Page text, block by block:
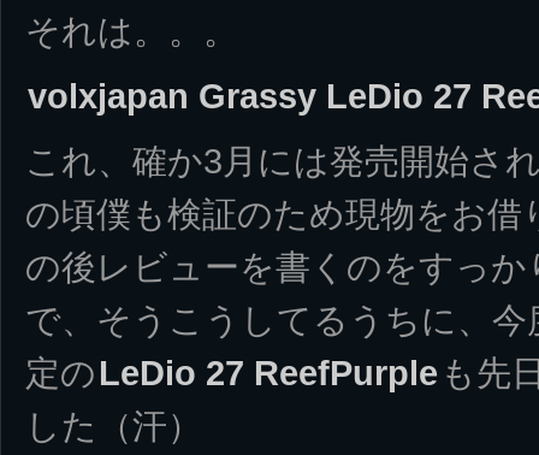
それは。。。
volxjapan Grassy LeDio 27
これ、確か3月には発売開始さ
の頃僕も検証のため現物をお
の後レビューを書くのをすっ
で、そうこうしてるうちに、今
定のLeDio 27 ReefPurple も先
した（汗）